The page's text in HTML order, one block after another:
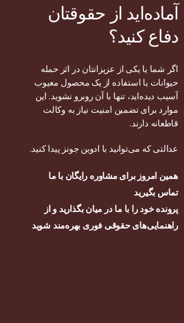
آماده‌اید از حقوقتان
دفاع کنید؟
اگر شما یا یکی از عزیزانتان در اثر حمله
حیوانات یا استفاده از یک محصول معیوب
آسیب دیده‌اید، تنها با آن روبرو نشوید. این
موارد برای تضمین امنیت نیاز به وکالت
قاطعانه دارند.
عدالتی که می‌توانید با ادوین جونز پیدا کنید.
همین امروز برای مشاوره رایگان با ما
تماس بگیرید
پرونده خود را با ما در میان بگذارید و از
راهنمایی‌های حقوقی فوری بهره‌مند شوید